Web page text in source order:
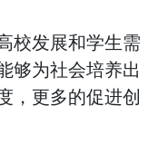
校发展和学生需
够为社会培养出
，更多的促进创